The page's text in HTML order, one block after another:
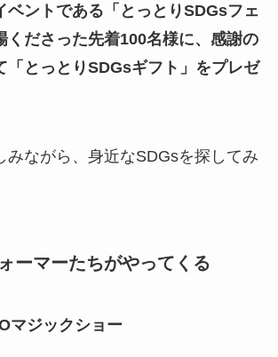
ベントである「とっとりSDGsフェ
くださった先着100名様に、感謝の
「とっとりSDGsギフト」をプレゼ
みながら、身近なSDGsを探してみ
ーマーたちがやってくる
マジックショー